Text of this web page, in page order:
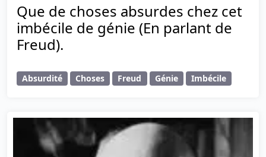
Que de choses absurdes chez cet
imbécile de génie (En parlant de
Freud).
Absurdité Choses Freud Génie Imbécile